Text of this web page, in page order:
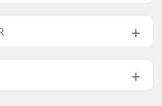
57.2cm (22.5")
60g